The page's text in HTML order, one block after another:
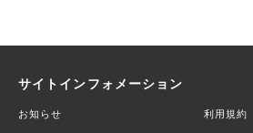
サイトインフォメーション
お知らせ 利用規約